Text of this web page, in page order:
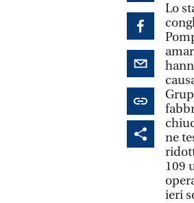
Lo
ne
109
ieri